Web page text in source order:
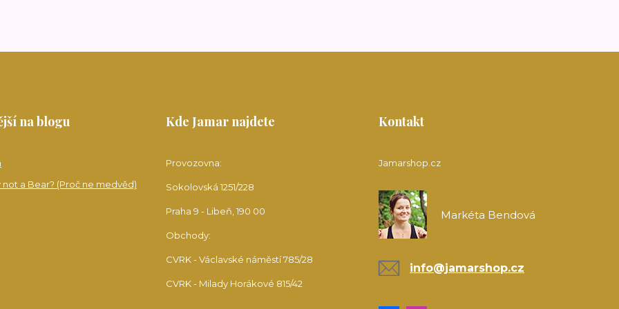
na blogu
not a Bear? (Proč ne medvěd)
Kde Jamar najdete
Provozovna:
Sokolovská 1251/228
Praha 9 - Libeň, 190 00
Obchody:
CVRK - Václavské náměstí 785/28
CVRK - Milady Horákové 815/42
Kontakt
Jamarshop.cz
Markéta Bendová
info@jamarshop.cz